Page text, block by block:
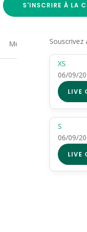
S'INSCRIRE À LA
Medias Souscrivez
XS
06/09/
LIVE
S
06/09/
LIVE